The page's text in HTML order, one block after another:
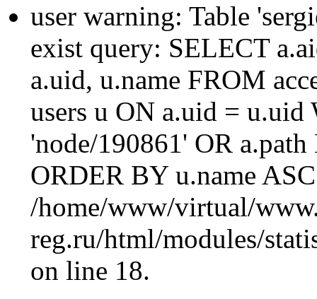
user warning: Table
exist query: SELECT
a.uid, u.name FROM
users u ON a.uid = u.uid
'node/190861' OR
ORDER BY u.name
/home/www/virtual/
reg.ru/html/modules/
on line 18.